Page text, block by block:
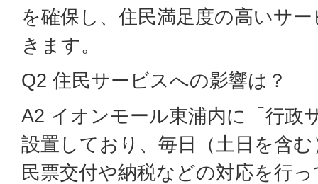
を確保し、住民満足度の高いサ
きます。
Q2 住民サービスへの影響は？
A2 イオンモール東浦内に「行政
設置しており、毎日（土日を含
民票交付や納税などの対応を行